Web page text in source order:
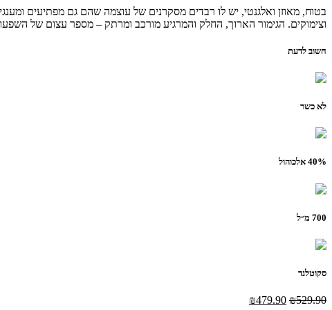
בטוח, מאוזן ואלגנטי, יש לו רבדים מסקרנים של עוצמה שהם גם מפתיעים
וצימוקים. הגימור הארוך, החלק והמרגיע מורכב ומרתק – מספר עצום של
חשוב לדעת
לא כשר
40% אלכוהול
700 מ״ל
סקוטלנד
₪529.90
המחיר ₪479.90